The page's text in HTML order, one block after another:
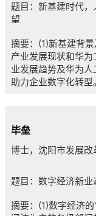
题目：新基建时代
望
摘要： (1)新基建背景
产业发展现状和华为
业发展趋势及华为人
助力企业数字化转型。
毕垒
博士，沈阳市发展改
题目：数字经济新
摘要：(1)数字经济